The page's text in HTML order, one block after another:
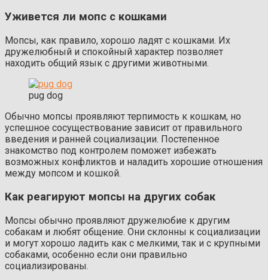
Уживется ли мопс с кошками
Мопсы, как правило, хорошо ладят с кошками. Их
дружелюбный и спокойный характер позволяет
находить общий язык с другими животными.
pug dog
Обычно мопсы проявляют терпимость к кошкам, но
успешное сосуществование зависит от правильного
введения и ранней социализации. Постепенное
знакомство под контролем поможет избежать
возможных конфликтов и наладить хорошие отношения
между мопсом и кошкой.
Как реагируют мопсы на других собак
Мопсы обычно проявляют дружелюбие к другим
собакам и любят общение. Они склонны к социализации
и могут хорошо ладить как с мелкими, так и с крупными
собаками, особенно если они правильно
социализированы.